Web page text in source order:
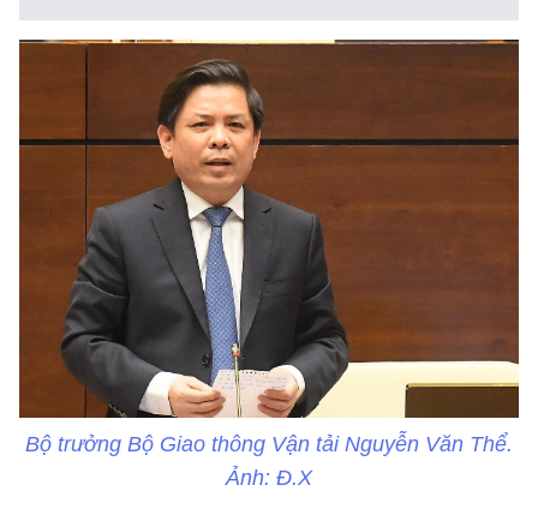
Bộ trưởng Bộ Giao thông Vận tải Nguyễn Văn Thể.
Ảnh: Đ.X